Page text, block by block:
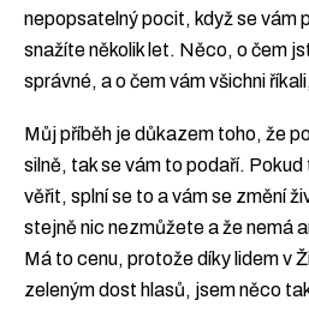
nepopsatelný pocit, když se vám
snažíte několik let. Něco, o čem
správné, a o čem vám všichni
Můj příběh je důkazem toho, že
silně, tak se vám to podaří.
věřit, splní se to a vám se změní
stejně nic nezmůžete a že nemá
Má to cenu, protože díky lidem v
zeleným dost hlasů, jsem něco